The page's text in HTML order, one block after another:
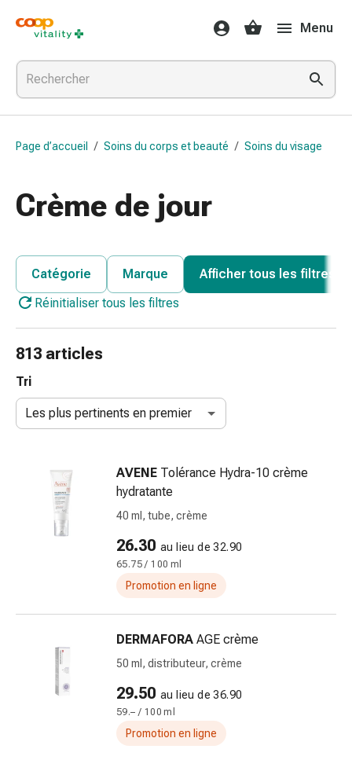
Médicaments
et
santé
Grippe
et
Refroidissement
pour
Médicaments
grippe
le
de
Toux
et
accessoires
Nettoyeur
Mouchoirs
Soins
plaies
Menu
Page d’accueil / Soins du corps et beauté / Soins du visage
Crème de jour
Catégorie Marque
Afficher tous les filtres
Réinitialiser tous les filtres
813 articles
Tri
Les plus pertinents en premier
AVENE Tolérance Hydra-10 crème
hydratante
40 ml, tube, crème
26.30 au lieu de 32.90
65.75 / 100 ml
Promotion en ligne
DERMAFORA AGE crème
50 ml, distributeur, crème
29.50 au lieu de 36.90
59.– / 100 ml
Promotion en ligne